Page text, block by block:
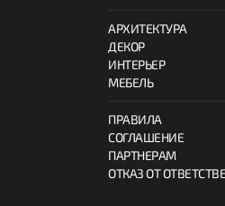
АРХИТЕКТУРА
ДЕКОР
ИНТЕРЬЕР
МЕБЕЛЬ
ПРАВИЛА
СОГЛАШЕНИЕ
ПАРТНЕРАМ
ОТКАЗ ОТ